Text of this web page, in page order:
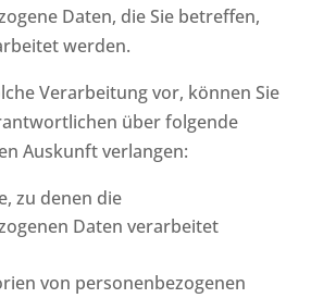
Daten, die Sie betreffen,
werden.
Verarbeitung vor, können Sie
über folgende
Auskunft verlangen:
zu denen die
Daten verarbeitet
von personenbezogenen